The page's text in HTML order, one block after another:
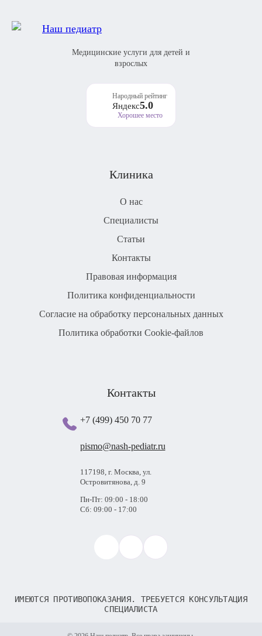
Медицинские услуги для детей и
взрослых
Народный рейтинг
Яндекс5.0
Хорошее место
Клиника
О нас
Специалисты
Статьи
Контакты
Правовая информация
Политика конфиденциальности
Согласие на обработку персональных данных
Политика обработки Cookie-файлов
Контакты
+7 (499) 450 70 77
pismo@nash-pediatr.ru
117198, г. Москва, ул.
Островитянова, д. 9
Пн-Пт: 09:00 - 18:00
Сб: 09:00 - 17:00
ИМЕЮТСЯ ПРОТИВОПОКАЗАНИЯ. ТРЕБУЕТСЯ КОНСУЛЬТАЦИЯ
СПЕЦИАЛИСТА